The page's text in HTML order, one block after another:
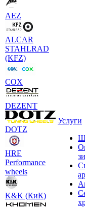
AEZ
ALCAR
STAHLRAD
(KFZ)
COX
DEZENT
DOTZ
HRE
Performance
wheels
K&K (КиК)
Услуги